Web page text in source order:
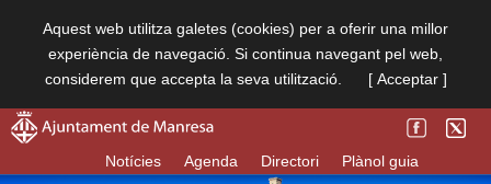
Aquest web utilitza galetes (cookies) per a oferir una millor
experiència de navegació. Si continua navegant pel web,
considerem que accepta la seva utilització.
[ Acceptar ]
Notícies Agenda Directori Plànol guia